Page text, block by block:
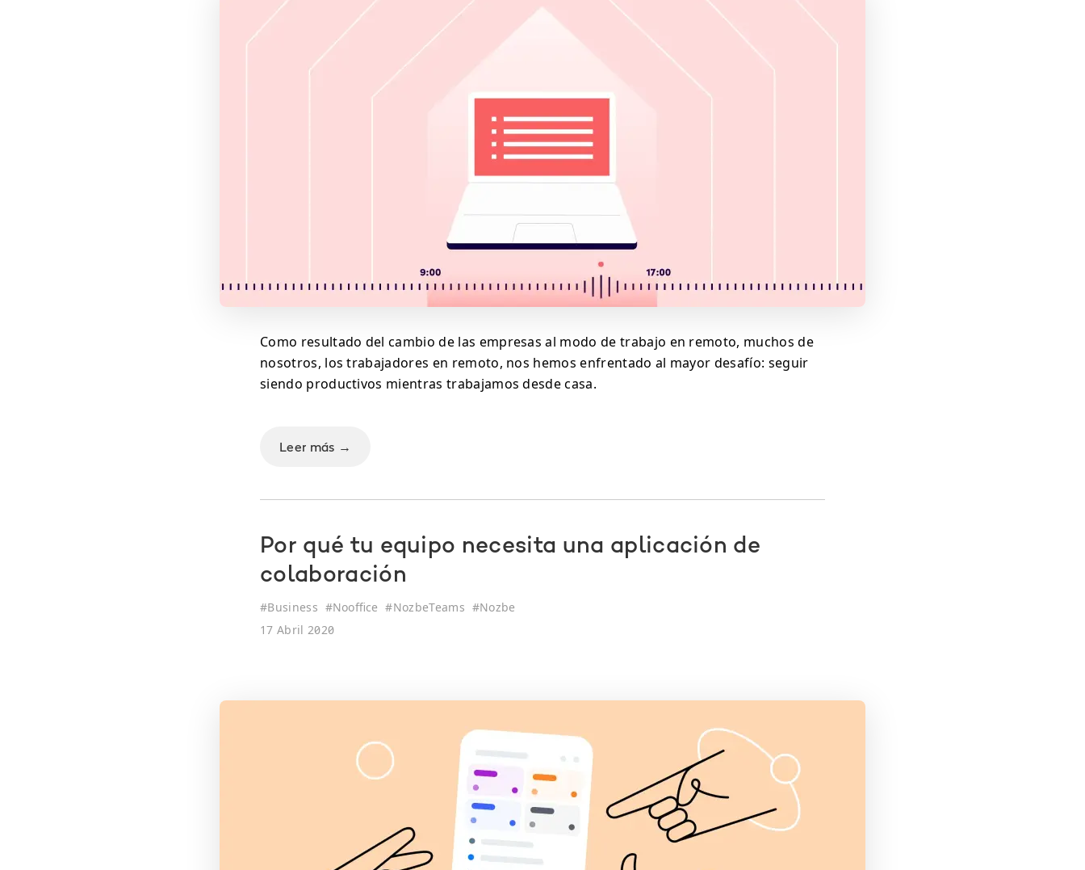
Como resultado del cambio de las empresas al modo de trabajo en remoto, muchos de
nosotros, los trabajadores en remoto, nos hemos enfrentado al mayor desafío: seguir
siendo productivos mientras trabajamos desde casa.
Leer más →
Por qué tu equipo necesita una aplicación de
colaboración
#Business #Nooffice #NozbeTeams #Nozbe
17 Abril 2020